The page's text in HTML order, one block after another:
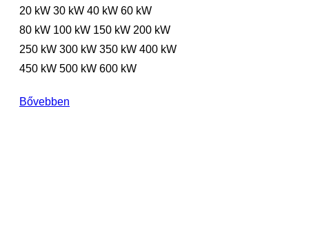
20 kW 30 kW 40 kW 60 kW
80 kW 100 kW 150 kW 200 kW
250 kW 300 kW 350 kW 400 kW
450 kW 500 kW 600 kW
Bővebben